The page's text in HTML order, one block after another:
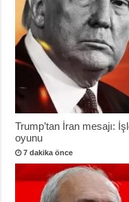
Trump’tan İran mesajı:
oyunu
7 dakika önce